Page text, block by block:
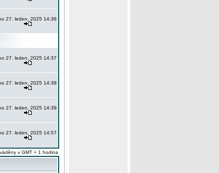
27. leden, 2025 14:36
27. leden, 2025 14:37
27. leden, 2025 14:38
27. leden, 2025 14:39
27. leden, 2025 14:57
v GMT + 1 hodina